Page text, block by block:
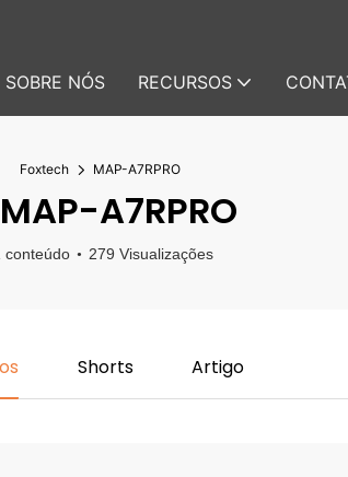
SOBRE NÓS RECURSOS
Foxtech MAP-A7RPRO
A7RPRO
conteúdo 279 Visualizações
Shorts Artigo